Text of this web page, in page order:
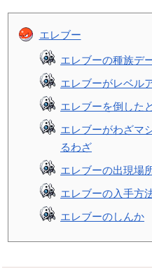
エレブー
エレブーの種族デ
エレブーがレベル
エレブーを倒した
エレブーがわざマ
るわざ
エレブーの出現場
エレブーの入手方
エレブーのしんか